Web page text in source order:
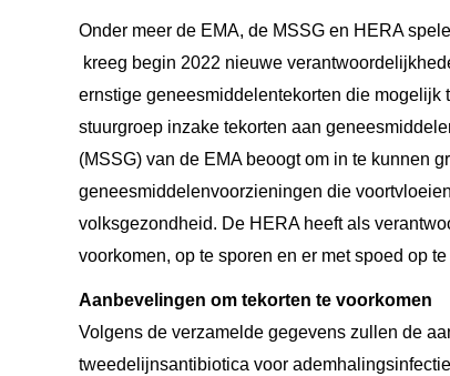
Onder meer de EMA, de MSSG en HERA
kreeg begin 2022 nieuwe
ernstige geneesmiddelentekorten die
stuurgroep inzake tekorten aan
(MSSG) van de EMA beoogt om in te kunnen
geneesmiddelenvoorzieningen die
volksgezondheid. De HERA heeft als
voorkomen, op te sporen en er met spoed op
Aanbevelingen om tekorten te voorkomen
Volgens de verzamelde gegevens zullen de
tweedelijnsantibiotica voor